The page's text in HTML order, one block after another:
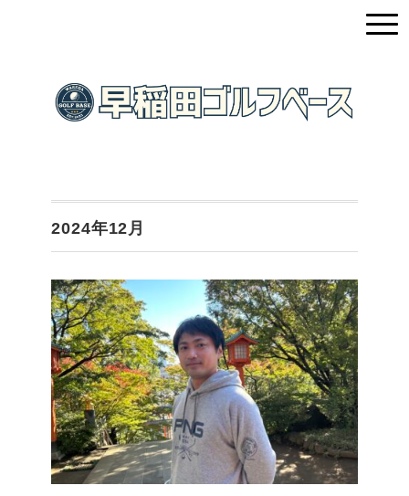
2024年12月